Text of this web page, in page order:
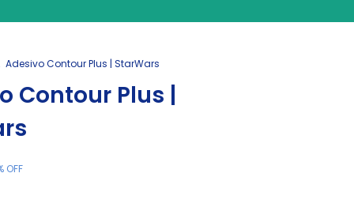
Adesivo Contour Plus | StarWars
Contour Plus |
OFF